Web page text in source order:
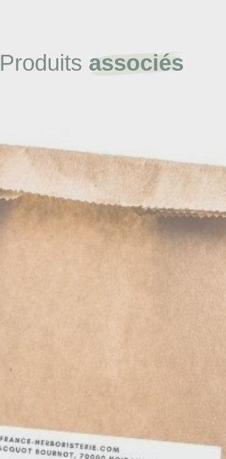
Produits associés